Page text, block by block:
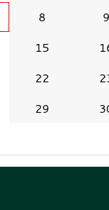
8
9
15
22
29